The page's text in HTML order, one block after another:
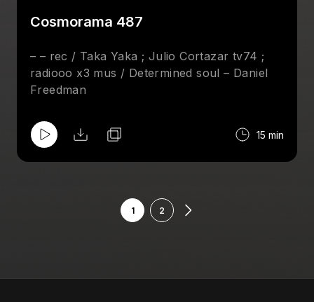
Cosmorama 487
– – rec / Taka Yaka ; Julio Cortazar tv74 ;
radiooo x3 mus / Determined soul – Daniel
Freedman
15 min
1 2